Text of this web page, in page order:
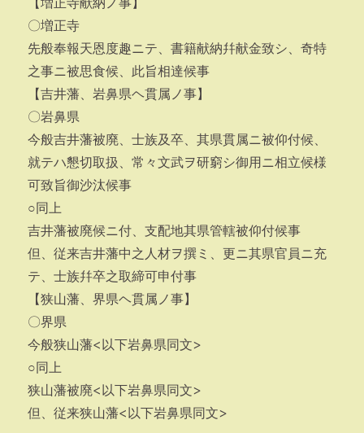
〇増正寺
先般奉報天恩度趣ニテ、書籍献納幷献金致シ、奇特
之事ニ被思食候、此旨相達候事
【吉井藩、岩鼻県ヘ貫属ノ事】
〇岩鼻県
今般吉井藩被廃、士族及卒、其県貫属ニ被仰付候、
就テハ懇切取扱、常々文武ヲ研窮シ御用ニ相立候様
可致旨御沙汰候事
○同上
吉井藩被廃候ニ付、支配地其県管轄被仰付候事
但、従来吉井藩中之人材ヲ撰ミ、更ニ其県官員ニ充
テ、士族幷卒之取締可申付事
【狭山藩、界県ヘ貫属ノ事】
〇界県
今般狭山藩<以下岩鼻県同文>
○同上
狭山藩被廃<以下岩鼻県同文>
但、従来狭山藩<以下岩鼻県同文>